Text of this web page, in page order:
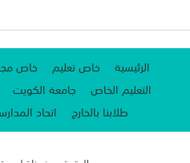
الرئيسية خاص تعليم خاص
التعليم الخاص
جامعة الكويت
طلابنا بالخارج
اتحاد